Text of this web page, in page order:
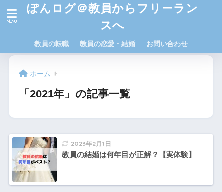
ぽんログ＠教員からフリーラン
スへ
教員の転職 教員の恋愛・結婚 お問い合わせ
ホーム
「2021年」の記事一覧
2023年2月1日
教員の結婚は何年目が正解？【実体験】